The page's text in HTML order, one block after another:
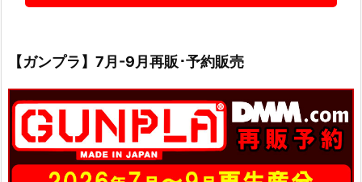
【ガンプラ】7月-9月再販･予約販売